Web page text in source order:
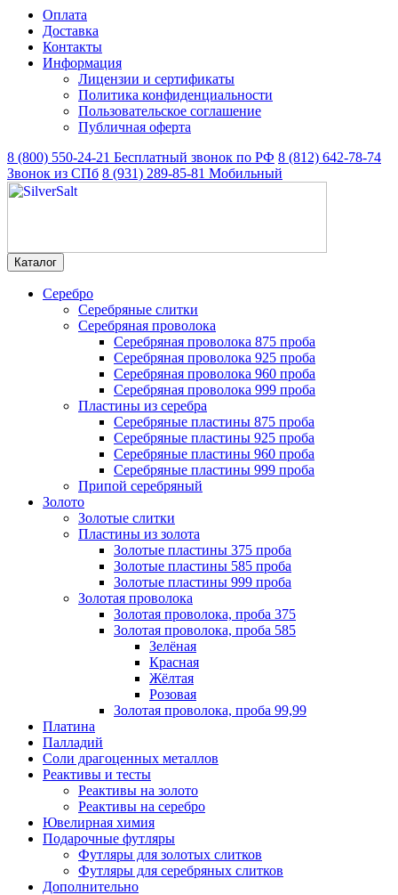
Оплата
Доставка
Контакты
Информация
Лицензии и сертификаты
Политика конфиденциальности
Пользовательское соглашение
Публичная оферта
8 (800) 550-24-21 Бесплатный звонок по РФ 8 (812) 642-78-74
Звонок из СПб 8 (931) 289-85-81 Мобильный
Каталог
Серебро
Серебряные слитки
Серебряная проволока
Серебряная проволока 875 проба
Серебряная проволока 925 проба
Серебряная проволока 960 проба
Серебряная проволока 999 проба
Пластины из серебра
Серебряные пластины 875 проба
Серебряные пластины 925 проба
Серебряные пластины 960 проба
Серебряные пластины 999 проба
Припой серебряный
Золото
Золотые слитки
Пластины из золота
Золотые пластины 375 проба
Золотые пластины 585 проба
Золотые пластины 999 проба
Золотая проволока
Золотая проволока, проба 375
Золотая проволока, проба 585
Зелёная
Красная
Жёлтая
Розовая
Золотая проволока, проба 99,99
Платина
Палладий
Соли драгоценных металлов
Реактивы и тесты
Реактивы на золото
Реактивы на серебро
Ювелирная химия
Подарочные футляры
Футляры для золотых слитков
Футляры для серебряных слитков
Дополнительно